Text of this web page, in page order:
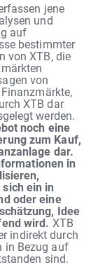
jene
und
auf
bestimmter
von XTB, die
von
XTB dar
werden.
noch eine
zum Kauf,
dar.
in
ein in
oder eine
Idee
wird. XTB
indirekt durch
in Bezug auf
sind.